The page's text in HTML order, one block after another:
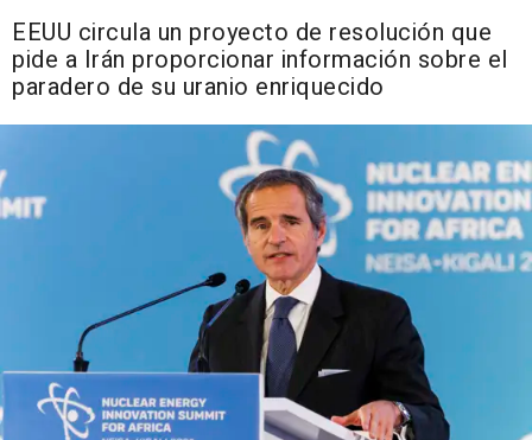
EEUU circula un proyecto de resolución que
pide a Irán proporcionar información sobre el
paradero de su uranio enriquecido